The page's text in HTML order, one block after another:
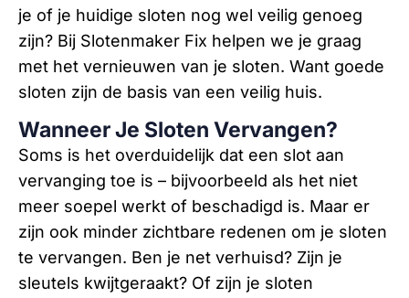
je of je huidige sloten nog wel veilig genoeg
zijn? Bij Slotenmaker Fix helpen we je graag
met het vernieuwen van je sloten. Want goede
sloten zijn de basis van een veilig huis.
Wanneer Je Sloten Vervangen?
Soms is het overduidelijk dat een slot aan
vervanging toe is – bijvoorbeeld als het niet
meer soepel werkt of beschadigd is. Maar er
zijn ook minder zichtbare redenen om je sloten
te vervangen. Ben je net verhuisd? Zijn je
sleutels kwijtgeraakt? Of zijn je sloten